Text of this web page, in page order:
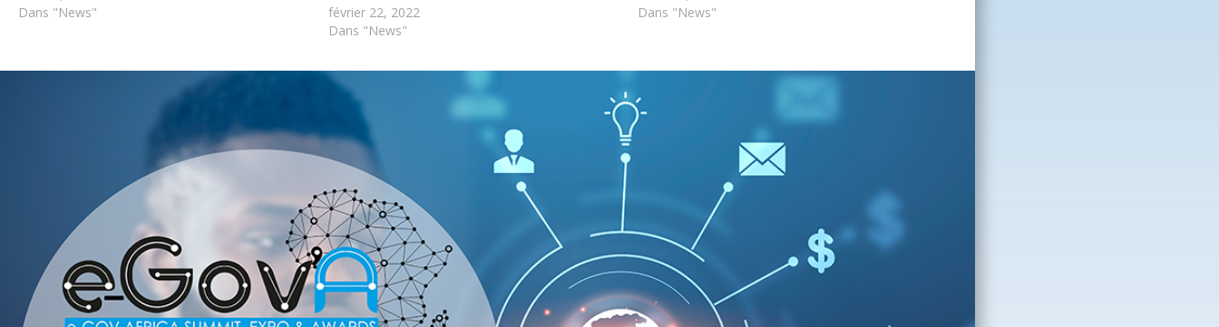
Dans "News"
février 22, 2022
Dans "News"
Dans "News"